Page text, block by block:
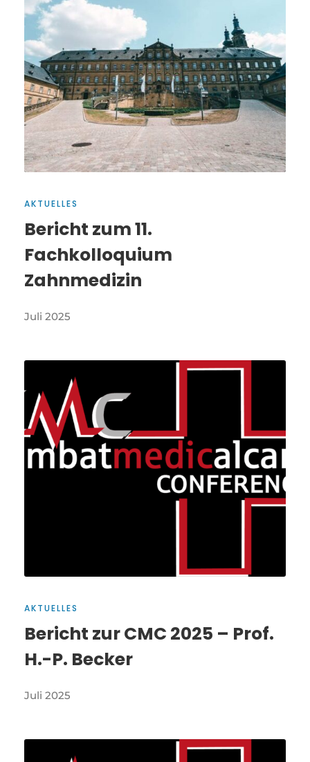
AKTUELLES
Bericht zum 11.
Fachkolloquium
Zahnmedizin
Juli 2025
AKTUELLES
Bericht zur CMC 2025 – Prof.
H.-P. Becker
Juli 2025